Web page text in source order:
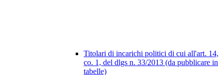
Titolari di incarichi politici di cui all'art. 14,
co. 1, del dlgs n. 33/2013 (da pubblicare in
tabelle)